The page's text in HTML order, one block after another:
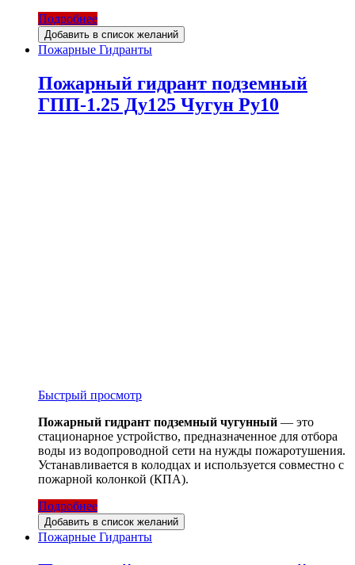
Подробнее
Добавить в список желаний
Пожарные Гидранты
Пожарный гидрант подземный
ГПП-1.25 Ду125 Чугун Ру10
Быстрый просмотр
Пожарный гидрант подземный чугунный — это
стационарное устройство, предназначенное для отбора
воды из водопроводной сети на нужды пожаротушения.
Устанавливается в колодцах и используется совместно с
пожарной колонкой (КПА).
Подробнее
Добавить в список желаний
Пожарные Гидранты